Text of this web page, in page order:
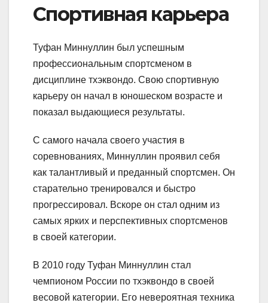
Спортивная карьера
Туфан Миннуллин был успешным
профессиональным спортсменом в
дисциплине тхэквондо. Свою спортивную
карьеру он начал в юношеском возрасте и
показал выдающиеся результаты.
С самого начала своего участия в
соревнованиях, Миннуллин проявил себя
как талантливый и преданный спортсмен. Он
старательно тренировался и быстро
прогрессировал. Вскоре он стал одним из
самых ярких и перспективных спортсменов
в своей категории.
В 2010 году Туфан Миннуллин стал
чемпионом России по тхэквондо в своей
весовой категории. Его невероятная техника